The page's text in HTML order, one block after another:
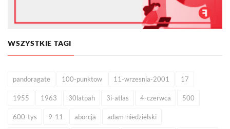
WSZYSTKIE TAGI
pandoragate 100-punktow 11-wrzesnia-2001 17
1955 1963 30latpah 3i-atlas 4-czerwca 500
600-tys 9-11 aborcja adam-niedzielski